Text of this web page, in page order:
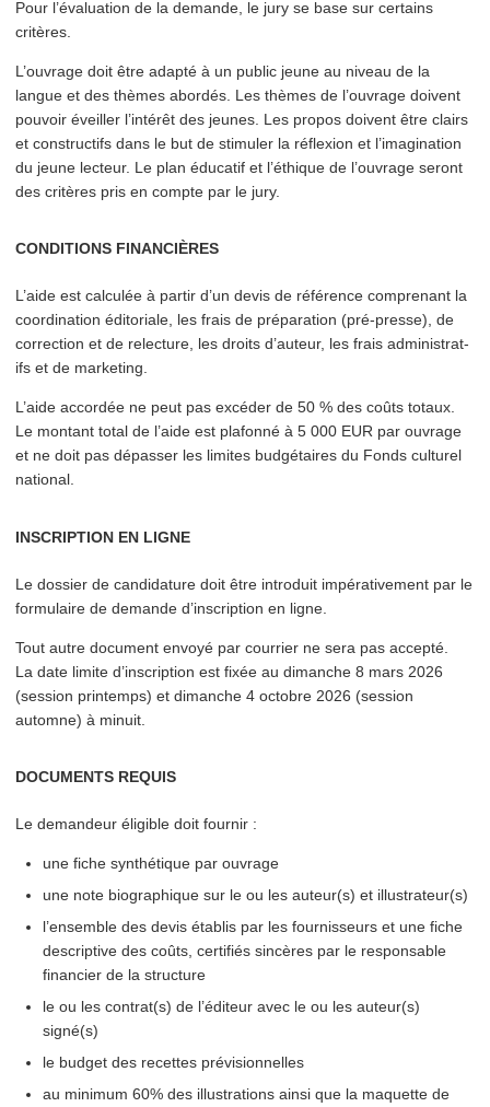
Pour l’é­val­u­a­tion de la demande, le jury se base sur certains
critères.
L’ouvrage doit être adapté à un public jeune au niveau de la
langue et des thèmes abordés. Les thèmes de l’ouvrage doivent
pouvoir éveiller l’intérêt des jeunes. Les propos doivent être clairs
et con­struc­tifs dans le but de stimuler la réflexion et l’imag­i­na­tion
du jeune lecteur. Le plan éducatif et l’éthique de l’ouvrage seront
des critères pris en compte par le jury.
CONDITIONS FINANCIÈRES
L’aide est calculée à partir d’un devis de référence comprenant la
coor­di­na­tion éditoriale, les frais de préparation (pré-presse), de
correction et de relecture, les droits d’auteur, les frais admin­is­trat­
ifs et de marketing.
L’aide accordée ne peut pas excéder de 50 % des coûts totaux.
Le montant total de l’aide est plafonné à 5 000 EUR par ouvrage
et ne doit pas dépasser les limites budgétaires du Fonds culturel
national.
INSCRIPTION EN LIGNE
Le dossier de candidature doit être introduit impéra­tive­ment par le
formulaire de demande d’in­scrip­tion en ligne.
Tout autre document envoyé par courrier ne sera pas accepté.
La date limite d’in­scrip­tion est fixée au dimanche 8 mars 2026
(session printemps) et dimanche 4 octobre 2026 (session
automne) à minuit.
DOCUMENTS REQUIS
Le demandeur éligible doit fournir :
une fiche synthétique par ouvrage
une note biographique sur le ou les auteur(s) et illustrateur(s)
l’ensemble des devis établis par les four­nisseurs et une fiche
descriptive des coûts, certifiés sincères par le responsable
financier de la structure
le ou les contrat(s) de l’éditeur avec le ou les auteur(s)
signé(s)
le budget des recettes prévisionnelles
au minimum 60% des illus­tra­tions ainsi que la maquette de